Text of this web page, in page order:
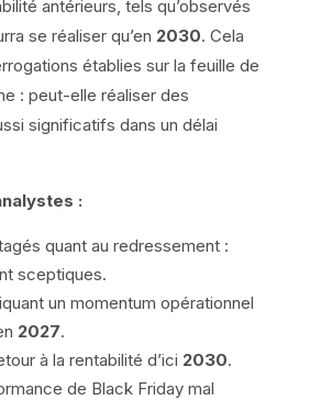
antérieurs, tels qu’observés
se réaliser qu’en 2030. Cela
établies sur la feuille de
: peut-elle réaliser des
significatifs dans un délai
:
quant au redressement :
sceptiques.
un momentum opérationnel
2027.
à la rentabilité d’ici 2030.
de Black Friday mal